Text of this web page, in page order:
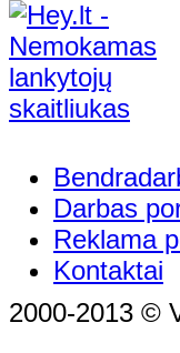
Darbas
Reklama
Kontaktai
2000-2013 ©